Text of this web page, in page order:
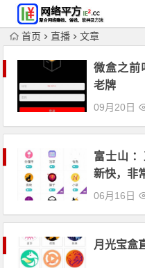
首页 直播 文章
微盒之前
老牌
09月20日
富士山
新快，非
06月16日
月光宝盒